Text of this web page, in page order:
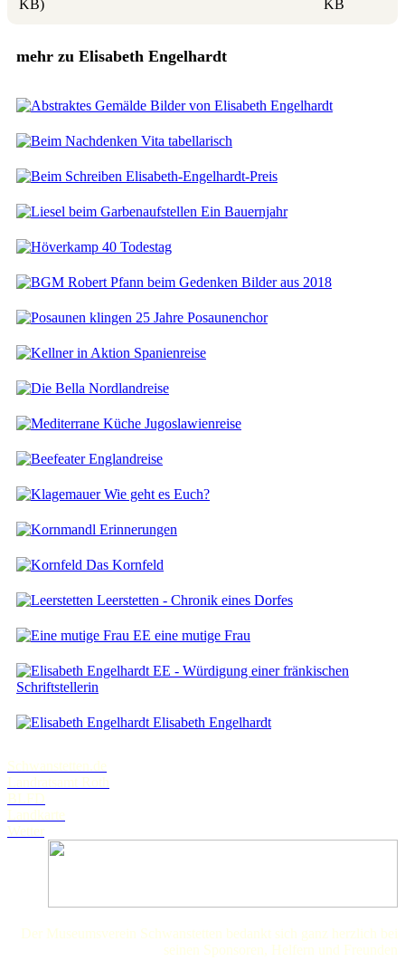
KB)
KB
mehr zu Elisabeth Engelhardt
Bilder von Elisabeth Engelhardt
Vita tabellarisch
Elisabeth-Engelhardt-Preis
Ein Bauernjahr
40 Todestag
Bilder aus 2018
25 Jahre Posaunenchor
Spanienreise
Nordlandreise
Jugoslawienreise
Englandreise
Wie geht es Euch?
Erinnerungen
Das Kornfeld
Leerstetten - Chronik eines Dorfes
EE eine mutige Frau
EE - Würdigung einer fränkischen
Schriftstellerin
Elisabeth Engelhardt
Schwanstetten.de
Landratsamt Roth
BLFD
Landkarte
Wetter
Der Museumsverein Schwanstetten bedankt sich ganz herzlich bei
seinen Sponsoren, Helfern und Freunden